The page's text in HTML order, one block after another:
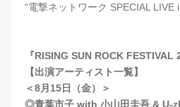
“電撃ネットワーク SPECIAL LIVE
『RISING SUN ROCK FESTIVAL
【出演アーティスト一覧】
＜8月15日（金）＞
◎青葉市子 with 小山田圭吾 & U-